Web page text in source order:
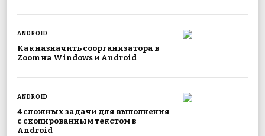
ANDROID
Как назначить соорганизатора в
Zoom на Windows и Android
ANDROID
4 сложных задачи для выполнения
с скопированным текстом в
Android